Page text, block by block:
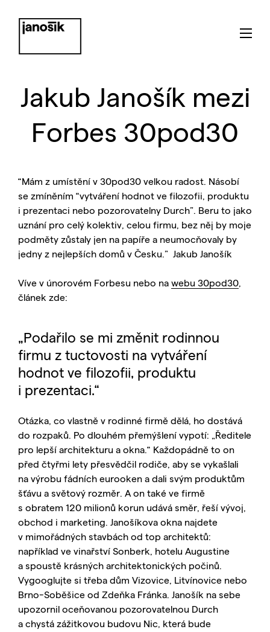
Jakub Janošík mezi
Forbes 30pod30
“Mám z umístění v 30pod30 velkou radost. Násobí
se zmíněním “vytváření hodnot ve filozofii, produktu
i prezentaci nebo pozorovatelny Durch”. Beru to jako
uznání pro celý kolektiv, celou firmu, bez něj by moje
podměty zůstaly jen na papíře a neumocňovaly by
jedny z nejlepších domů v Česku.” Jakub Janošík
Víve v únorovém Forbesu nebo na webu 30pod30,
článek zde:
„Podařilo se mi změnit rodinnou
firmu z tuctovosti na vytváření
hodnot ve filozofii, produktu
i prezentaci.“
Otázka, co vlastně v rodinné firmě dělá, ho dostává
do rozpaků. Po dlouhém přemýšlení vypotí: „Ředitele
pro lepší architekturu a okna.“ Každopádně to on
před čtyřmi lety přesvědčil rodiče, aby se vykašlali
na výrobu fádních eurooken a dali svým produktům
šťávu a světový rozměr. A on také ve firmě
s obratem 120 milionů korun udává směr, řeší vývoj,
obchod i marketing. Janošíkova okna najdete
v mimořádných stavbách od top architektů:
například ve vinařství Sonberk, hotelu Augustine
a spoustě krásných architektonických počinů.
Vygooglujte si třeba dům Vizovice, Litvínovice nebo
Brno-Soběšice od Zdeňka Fránka. Janošík na sebe
upozornil oceňovanou pozorovatelnou Durch
a chystá zážitkovou budovu Nic, která bude